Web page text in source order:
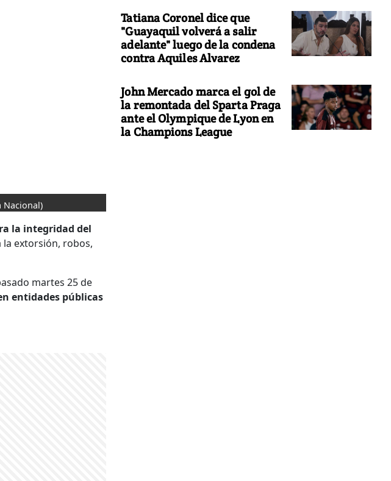
Nacional)
la integridad del
la extorsión, robos,
martes 25 de
entidades públicas
Tatiana Coronel dice que
"Guayaquil volverá a salir
adelante" luego de la condena
contra Aquiles Alvarez
John Mercado marca el gol de
la remontada del Sparta Praga
ante el Olympique de Lyon en
la Champions League